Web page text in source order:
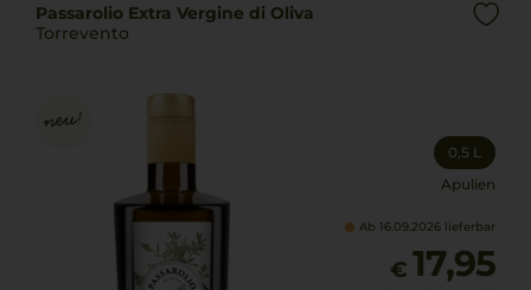
Passarolio Extra Vergine di Oliva
Torrevento
0,5 L
Apulien
Ab 16.09.2026 lieferbar
€ 17,95